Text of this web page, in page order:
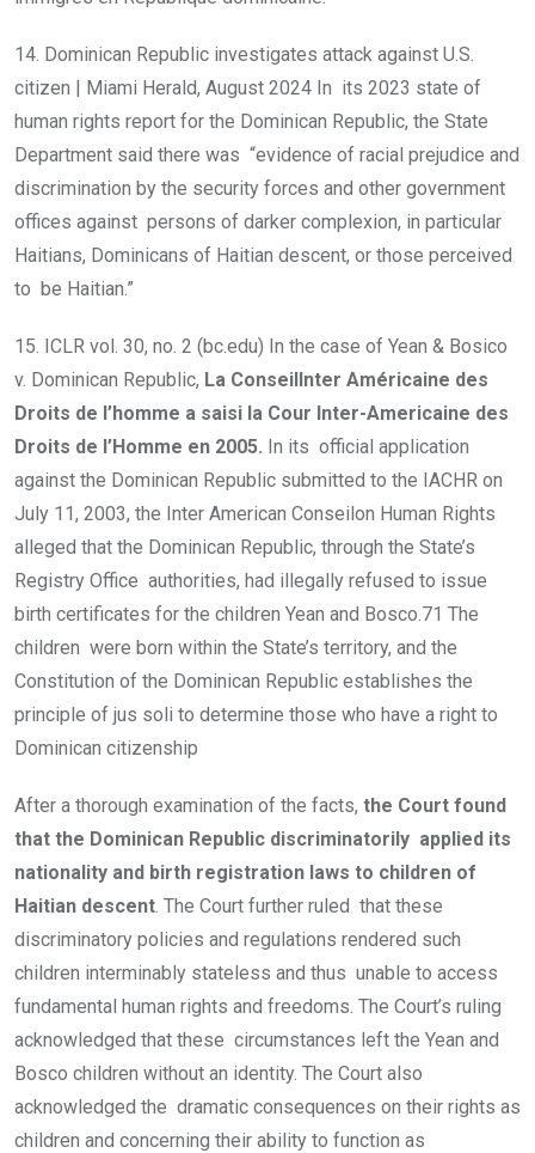
14. Dominican Republic investigates attack against U.S.
citizen | Miami Herald, August 2024 In its 2023 state of
human rights report for the Dominican Republic, the State
Department said there was “evidence of racial prejudice and
discrimination by the security forces and other government
offices against persons of darker complexion, in particular
Haitians, Dominicans of Haitian descent, or those perceived
to be Haitian.”
15. ICLR vol. 30, no. 2 (bc.edu) In the case of Yean & Bosico
v. Dominican Republic, La ConseilInter Américaine des
Droits de l’homme a saisi la Cour Inter-Americaine des
Droits de l’Homme en 2005. In its official application
against the Dominican Republic submitted to the IACHR on
July 11, 2003, the Inter American Conseilon Human Rights
alleged that the Dominican Republic, through the State’s
Registry Office authorities, had illegally refused to issue
birth certificates for the children Yean and Bosco.71 The
children were born within the State’s territory, and the
Constitution of the Dominican Republic establishes the
principle of jus soli to determine those who have a right to
Dominican citizenship
After a thorough examination of the facts, the Court found
that the Dominican Republic discriminatorily applied its
nationality and birth registration laws to children of
Haitian descent. The Court further ruled that these
discriminatory policies and regulations rendered such
children interminably stateless and thus unable to access
fundamental human rights and freedoms. The Court’s ruling
acknowledged that these circumstances left the Yean and
Bosco children without an identity. The Court also
acknowledged the dramatic consequences on their rights as
children and concerning their ability to function as